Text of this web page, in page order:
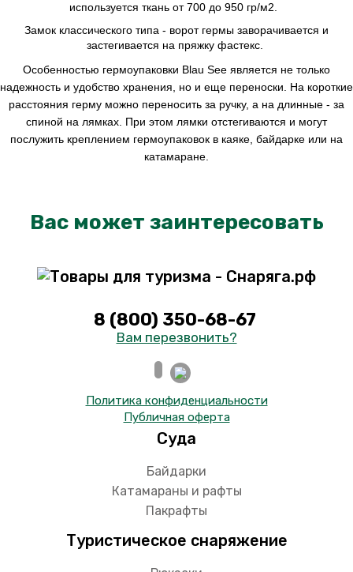
используется ткань от 700 до 950 гр/м2.
Замок классического типа - ворот гермы заворачивается и
застегивается на пряжку фастекс.
Особенностью гермоупаковки Blau See является не только
надежность и удобство хранения, но и еще переноски. На короткие
расстояния герму можно переносить за ручку, а на длинные - за
спиной на лямках. При этом лямки отстегиваются и могут
послужить креплением гермоупаковок в каяке, байдарке или на
катамаране.
Вас может заинтересовать
8 (800) 350-68-67
Вам перезвонить?
Политика конфиденциальности
Публичная оферта
Суда
Байдарки
Катамараны и рафты
Пакрафты
Туристическое снаряжение